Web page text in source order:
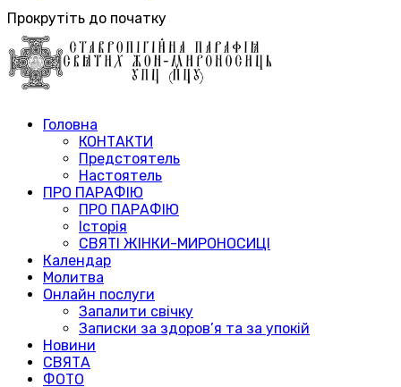
Прокрутіть до початку
Головна
КОНТАКТИ
Предстоятель
Настоятель
ПРО ПАРАФІЮ
ПРО ПАРАФІЮ
Історія
СВЯТІ ЖІНКИ-МИРОНОСИЦІ
Календар
Молитва
Онлайн послуги
Запалити свічку
Записки за здоров’я та за упокій
Новини
СВЯТА
ФОТО